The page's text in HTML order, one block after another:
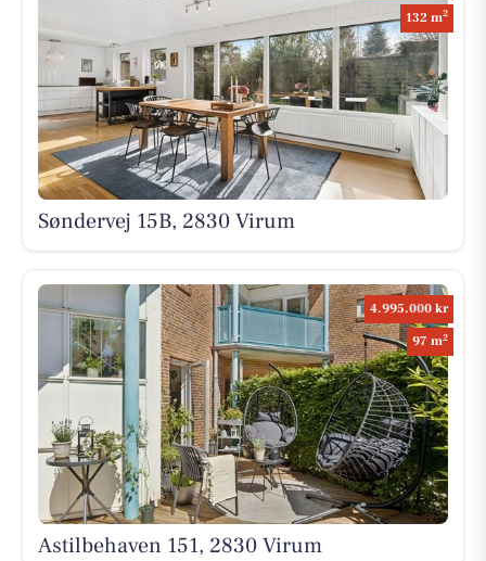
132 m2
Søndervej 15B, 2830 Virum
4.995.000 kr
97 m2
Astilbehaven 151, 2830 Virum